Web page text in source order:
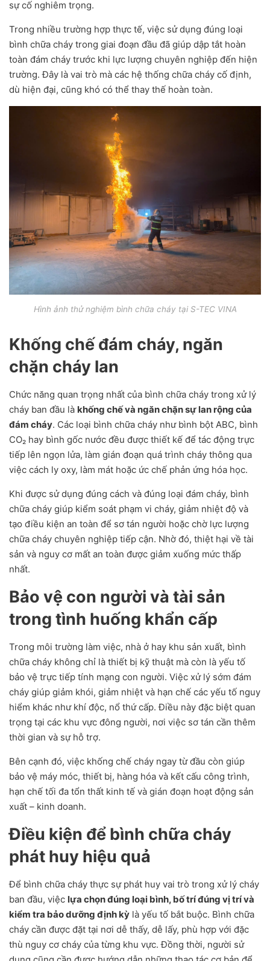
sự cố nghiêm trọng.
Trong nhiều trường hợp thực tế, việc sử dụng đúng loại
bình chữa cháy trong giai đoạn đầu đã giúp dập tắt hoàn
toàn đám cháy trước khi lực lượng chuyên nghiệp đến hiện
trường. Đây là vai trò mà các hệ thống chữa cháy cố định,
dù hiện đại, cũng khó có thể thay thế hoàn toàn.
Hình ảnh thử nghiệm bình chữa cháy tại S-TEC VINA
Khống chế đám cháy, ngăn
chặn cháy lan
Chức năng quan trọng nhất của bình chữa cháy trong xử lý
cháy ban đầu là khống chế và ngăn chặn sự lan rộng của
đám cháy. Các loại bình chữa cháy như bình bột ABC, bình
CO₂ hay bình gốc nước đều được thiết kế để tác động trực
tiếp lên ngọn lửa, làm gián đoạn quá trình cháy thông qua
việc cách ly oxy, làm mát hoặc ức chế phản ứng hóa học.
Khi được sử dụng đúng cách và đúng loại đám cháy, bình
chữa cháy giúp kiểm soát phạm vi cháy, giảm nhiệt độ và
tạo điều kiện an toàn để sơ tán người hoặc chờ lực lượng
chữa cháy chuyên nghiệp tiếp cận. Nhờ đó, thiệt hại về tài
sản và nguy cơ mất an toàn được giảm xuống mức thấp
nhất.
Bảo vệ con người và tài sản
trong tình huống khẩn cấp
Trong môi trường làm việc, nhà ở hay khu sản xuất, bình
chữa cháy không chỉ là thiết bị kỹ thuật mà còn là yếu tố
bảo vệ trực tiếp tính mạng con người. Việc xử lý sớm đám
cháy giúp giảm khói, giảm nhiệt và hạn chế các yếu tố nguy
hiểm khác như khí độc, nổ thứ cấp. Điều này đặc biệt quan
trọng tại các khu vực đông người, nơi việc sơ tán cần thêm
thời gian và sự hỗ trợ.
Bên cạnh đó, việc khống chế cháy ngay từ đầu còn giúp
bảo vệ máy móc, thiết bị, hàng hóa và kết cấu công trình,
hạn chế tối đa tổn thất kinh tế và gián đoạn hoạt động sản
xuất – kinh doanh.
Điều kiện để bình chữa cháy
phát huy hiệu quả
Để bình chữa cháy thực sự phát huy vai trò trong xử lý cháy
ban đầu, việc lựa chọn đúng loại bình, bố trí đúng vị trí và
kiểm tra bảo dưỡng định kỳ là yếu tố bắt buộc. Bình chữa
cháy cần được đặt tại nơi dễ thấy, dễ lấy, phù hợp với đặc
thù nguy cơ cháy của từng khu vực. Đồng thời, người sử